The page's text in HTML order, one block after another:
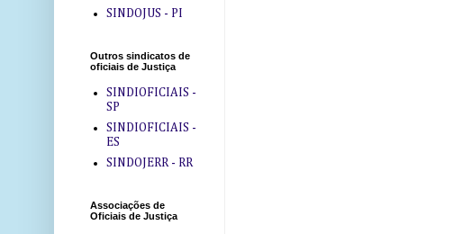
SINDOJUS - PI
Outros sindicatos de
oficiais de Justiça
SINDIOFICIAIS -
SP
SINDIOFICIAIS -
ES
SINDOJERR - RR
Associações de
Oficiais de Justiça